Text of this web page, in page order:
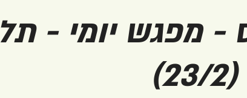
- מפגש יומי - תל